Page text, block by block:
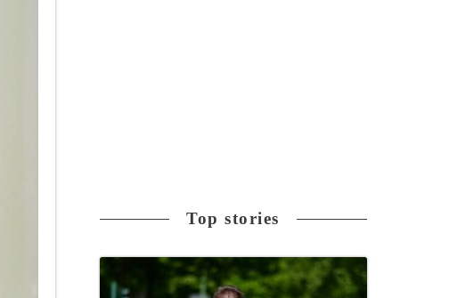
Top stories